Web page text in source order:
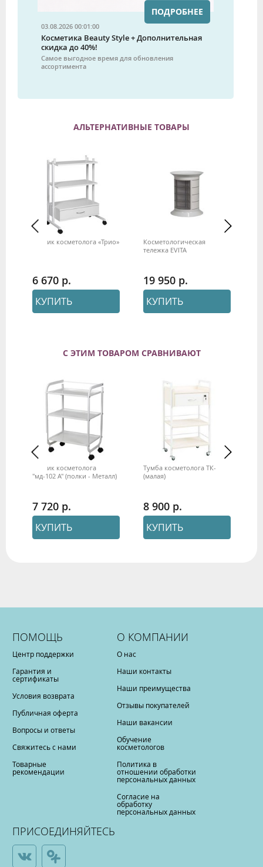
03.08.2026 00:01:00
Косметика Beauty Style + Дополнительная
скидка до 40%!
Самое выгодное время для обновления
ассортимента
ПОДРОБНЕЕ
АЛЬТЕРНАТИВНЫЕ ТОВАРЫ
Столик косметолога «Трио»
6 670
КУПИТЬ
Косметологическая
тележка EVITA
19 950
КУПИТЬ
С ЭТИМ ТОВАРОМ СРАВНИВАЮТ
Столик косметолога
"мд-102 А" (полки - Металл)
7 720
КУПИТЬ
Тумба косметолога ТК-1
(малая)
8 900
КУПИТЬ
ПОМОЩЬ
Центр поддержки
Гарантия и
сертификаты
Условия возврата
Публичная оферта
Вопросы и ответы
Свяжитесь с нами
Товарные
рекомендации
О КОМПАНИИ
О нас
Наши контакты
Наши преимущества
Отзывы покупателей
Наши вакансии
Обучение
косметологов
Политика в
отношении обработки
персональных данных
Согласие на
обработку
персональных данных
ПРИСОЕДИНЯЙТЕСЬ